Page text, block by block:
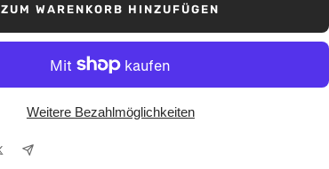
ZUM WARENKORB HINZUFÜGEN
Weitere Bezahlmöglichkeiten